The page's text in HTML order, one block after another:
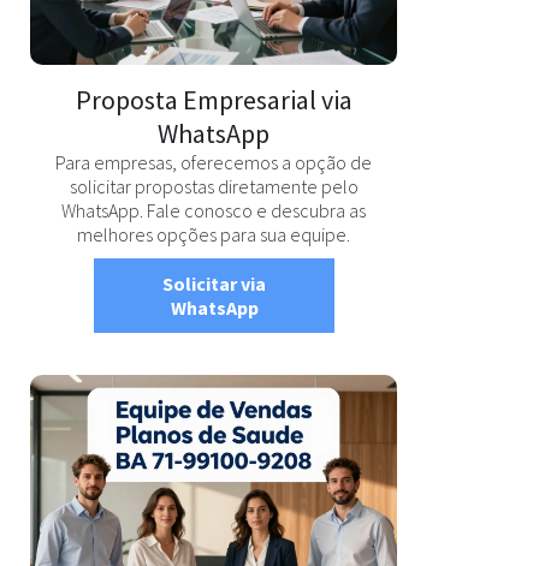
Proposta Empresarial via
WhatsApp
Para empresas, oferecemos a opção de
solicitar propostas diretamente pelo
WhatsApp. Fale conosco e descubra as
melhores opções para sua equipe.
Solicitar via
WhatsApp